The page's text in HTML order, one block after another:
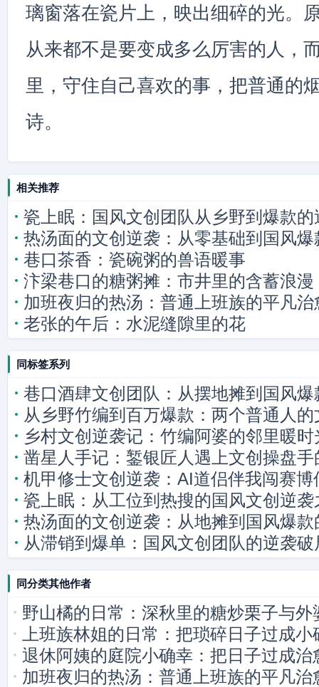
璃窗落在瓷片上，映出细碎的光。
从来都不是要变成多么厉害的人，
里，守住自己喜欢的事，把普通的
诗。
相关推荐
瓷上眠：国风文创团队从乡野到爆款的
热汤面的文创逆袭：从零基础到国风爆
巷口茶香：瓷碗粥的兽语暖事
汴梁巷口的糖粥摊：市井里的含蓄浪漫
加班夜归的热汤：普通上班族的平凡治
老张的午后：水泥缝隙里的花
同标签系列
巷口酒肆文创团队：从摆地摊到国风
从乡野竹编到百万爆款：两个普通人
乡村文创逆袭记：竹编阿婆的邻里暖时
凿星人手记：錾银匠人遇上文创操盘
机甲修士文创逆袭：AI道侣伴我闯赛博
瓷上眠：从工位到热搜的国风文创逆袭
热汤面的文创逆袭：从地摊到国风爆
从滞销到爆单：国风文创团队的逆袭破
同分类其他作者
野山橘的日常：深秋里的糖炒栗子与外
上班族林姐的日常：把琐碎日子过成小
退休阿姨的庭院小确幸：把日子过成治
加班夜归的热汤：普通上班族的平凡治